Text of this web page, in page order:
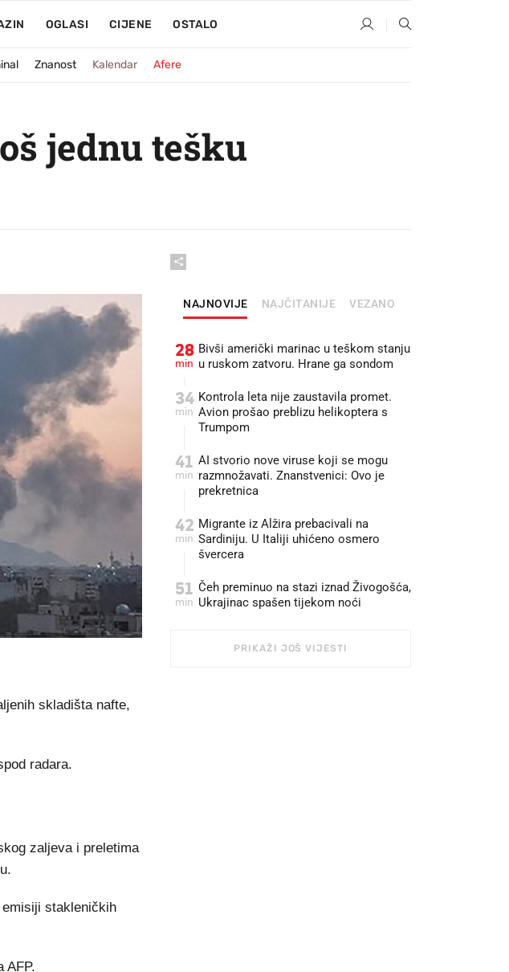
OGLASI CIJENE OSTALO
Znanost Kalendar Afere
jednu tešku
skladišta nafte,
radara.
zaljeva i preletima
stakleničkih
AFP.
NAJNOVIJE NAJČITANIJE VEZANO
28
min
Bivši američki marinac u teškom stanju
u ruskom zatvoru. Hrane ga sondom
34
min
Kontrola leta nije zaustavila promet.
Avion prošao preblizu helikoptera s
Trumpom
41
min
AI stvorio nove viruse koji se mogu
razmnožavati. Znanstvenici: Ovo je
prekretnica
42
min
Migrante iz Alžira prebacivali na
Sardiniju. U Italiji uhićeno osmero
švercera
51
min
Čeh preminuo na stazi iznad Živogošća,
Ukrajinac spašen tijekom noći
PRIKAŽI JOŠ VIJESTI